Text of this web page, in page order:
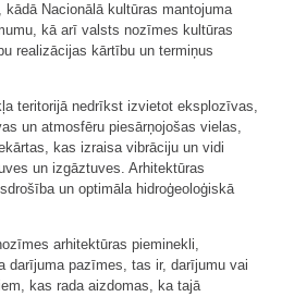
Nacionālā kultūras mantojuma
kā arī valsts nozīmes kultūras
realizācijas kārtību un termiņus
teritorijā nedrīkst izvietot eksplozīvas,
un atmosfēru piesārņojošas vielas,
kas izraisa vibrāciju un vidi
un izgāztuves. Arhitektūras
un optimāla hidroģeoloģiskā
arhitektūras pieminekli,
darījuma pazīmes, tas ir, darījumu vai
kas rada aizdomas, ka tajā